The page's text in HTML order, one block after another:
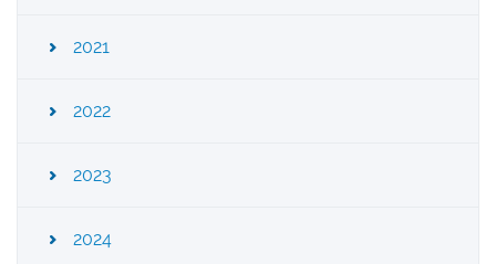
2021
2022
2023
2024